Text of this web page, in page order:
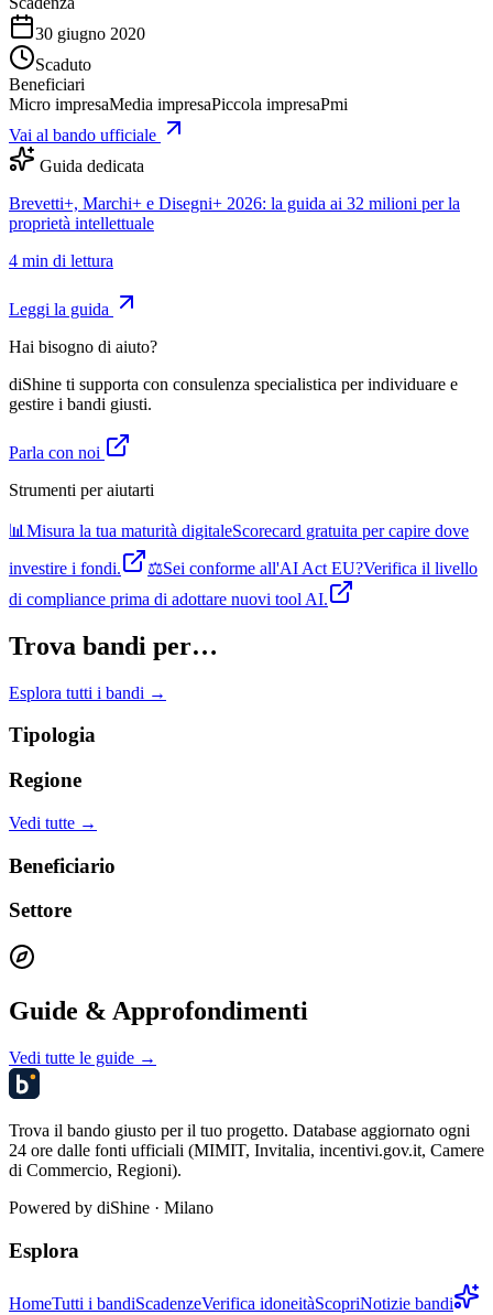
30 giugno 2020
Scaduto
Beneficiari
Micro impresaMedia impresaPiccola impresaPmi
Vai al bando ufficiale
Guida dedicata
Brevetti+, Marchi+ e Disegni+ 2026: la guida ai 32 milioni per la
proprietà intellettuale
4 min di lettura
Leggi la guida
Hai bisogno di aiuto?
diShine ti supporta con consulenza specialistica per individuare e
gestire i bandi giusti.
Parla con noi
Strumenti per aiutarti
📊 Misura la tua maturità digitaleScorecard gratuita per capire dove
investire i fondi.
⚖️Sei conforme all'AI Act EU?Verifica il livello
di compliance prima di adottare nuovi tool AI.
Trova bandi per…
Esplora tutti i bandi →
Tipologia
Regione
Vedi tutte →
Beneficiario
Settore
Guide & Approfondimenti
Vedi tutte le guide →
Trova il bando giusto per il tuo progetto. Database aggiornato ogni
24 ore dalle fonti ufficiali (MIMIT, Invitalia, incentivi.gov.it, Camere
di Commercio, Regioni).
Powered by diShine · Milano
Esplora
HomeTutti i bandiScadenzeVerifica idoneitàScopriNotizie bandi